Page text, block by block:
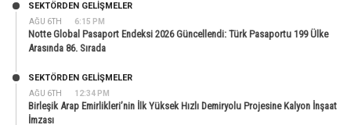
AĞU 6TH 6:15 PM
SEKTÖRDEN GELIŞMELER
Notte Global Pasaport Endeksi 2026 Güncellendi: Türk Pasaportu 199 Ülke
Arasında 86. Sırada
AĞU 6TH 12:34 PM
SEKTÖRDEN GELIŞMELER
Birleşik Arap Emirlikleri’nin İlk Yüksek Hızlı Demiryolu Projesine Kalyon İnşaat
İmzası